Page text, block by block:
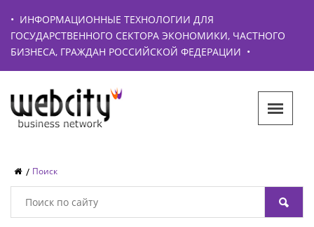
• ИНФОРМАЦИОННЫЕ ТЕХНОЛОГИИ ДЛЯ
ГОСУДАРСТВЕННОГО СЕКТОРА ЭКОНОМИКИ, ЧАСТНОГО
БИЗНЕСА, ГРАЖДАН РОССИЙСКОЙ ФЕДЕРАЦИИ •
Поиск